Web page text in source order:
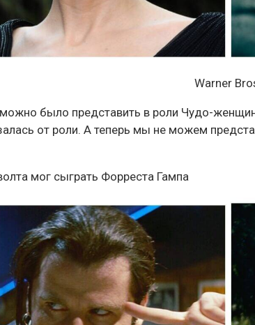
Warner
было представить в роли Чудо-
от роли. А теперь мы не можем
мог сыграть Форреста Гампа